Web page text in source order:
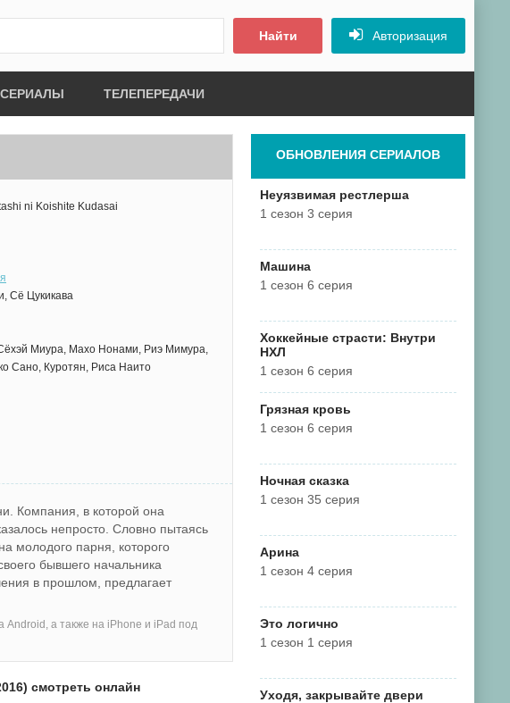
Найти Авторизация
ТЕЛЕПЕРЕДАЧИ
ni Koishite Kudasai
Сё Цукикава
Миура, Махо Нонами, Риэ Мимура,
Сано, Куротян, Риса Наито
Компания, в которой она
непросто. Словно пытаясь
молодого парня, которого
бывшего начальника
в прошлом, предлагает
а также на iPhone и iPad под
смотреть онлайн
ОБНОВЛЕНИЯ СЕРИАЛОВ
Неуязвимая рестлерша
1 сезон 3 серия
Машина
1 сезон 6 серия
Хоккейные страсти: Внутри
НХЛ
1 сезон 6 серия
Грязная кровь
1 сезон 6 серия
Ночная сказка
1 сезон 35 серия
Арина
1 сезон 4 серия
Это логично
1 сезон 1 серия
Уходя, закрывайте двери